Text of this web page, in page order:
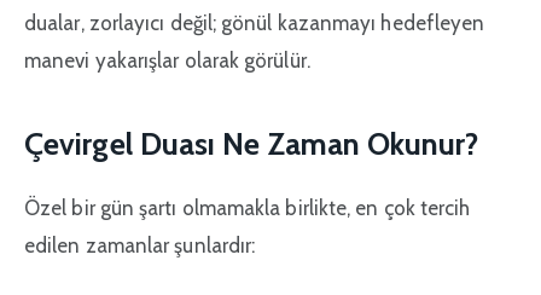
dualar, zorlayıcı değil; gönül kazanmayı hedefleyen
manevi yakarışlar olarak görülür.
Çevirgel Duası Ne Zaman Okunur?
Özel bir gün şartı olmamakla birlikte, en çok tercih
edilen zamanlar şunlardır: